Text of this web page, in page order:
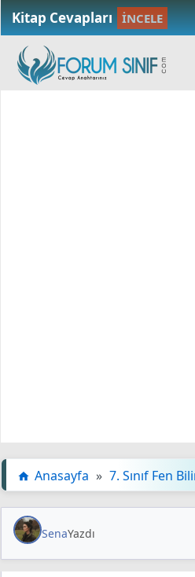
Kitap Cevapları İNCELE
Anasayfa » 7. Sınıf Fen
SenaYazdı